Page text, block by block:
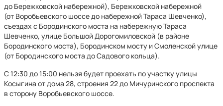
до Бережковской набережной), Бережковской набережной
(от Воробьевского шоссе до набережной Тараса Шевченко),
съездах с Бородинского моста на набережную Тараса
Шевченко, улице Большой Дорогомиловской (в районе
Бородинского моста), Бородинском мосту и Смоленской улице
(от Бородинского моста до Садового кольца).
С 12:30 до 15:00 нельзя будет проехать по участку улицы
Косыгина от дома 28, строения 22 до Мичуринского проспекта
в сторону Воробьевского шоссе.